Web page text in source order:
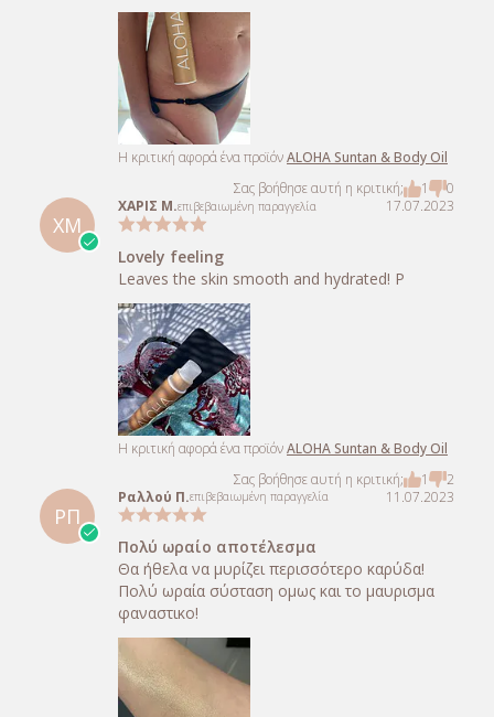
Η κριτική αφορά ένα προϊόνALOHA Suntan & Body Oil
Σας βοήθησε αυτή η κριτική;
1 0
ΧΜ
ΧΑΡΙΣ Μ.επιβεβαιωμένη παραγγελία 17.07.2023
Lovely feeling
Leaves the skin smooth and hydrated! P
Η κριτική αφορά ένα προϊόνALOHA Suntan & Body Oil
Σας βοήθησε αυτή η κριτική;
1 2
ΡΠ
Ραλλού Π.επιβεβαιωμένη παραγγελία 11.07.2023
Πολύ ωραίο αποτέλεσμα
Θα ήθελα να μυρίζει περισσότερο καρύδα!
Πολύ ωραία σύσταση ομως και το μαυρισμα
φαναστικο!